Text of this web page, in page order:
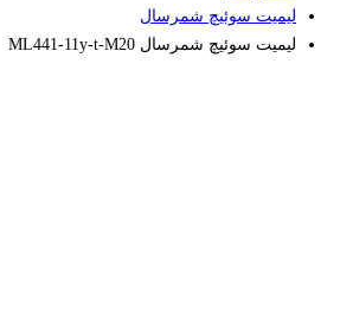
لیمیت سوئیچ شمرسال
لیمیت سوئیچ شمرسال ML441-11y-t-M20